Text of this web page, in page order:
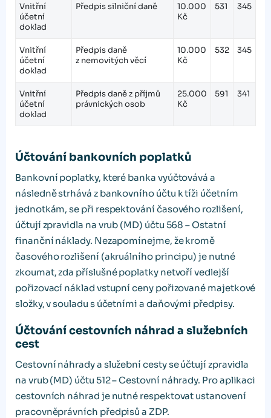
Vnitřní
účetní
doklad
Předpis silniční daně
10.000
Kč
531 345
Vnitřní
účetní
doklad
Předpis daně
z nemovitých věcí
10.000
Kč
532 345
Vnitřní
účetní
doklad
Předpis daně z příjmů
právnických osob
25.000
Kč
591 341
Účtování bankovních poplatků
Bankovní poplatky, které banka vyúčtovává a
následně strhává z bankovního účtu k tíži účetním
jednotkám, se při respektování časového rozlišení,
účtují zpravidla na vrub (MD) účtu 568 – Ostatní
finanční náklady. Nezapomínejme, že kromě
časového rozlišení (akruálního principu) je nutné
zkoumat, zda příslušné poplatky netvoří vedlejší
pořizovací náklad vstupní ceny pořizované majetkové
složky, v souladu s účetními a daňovými předpisy.
Účtování cestovních náhrad a služebních
cest
Cestovní náhrady a služební cesty se účtují zpravidla
na vrub (MD) účtu 512 – Cestovní náhrady. Pro aplikaci
cestovních náhrad je nutné respektovat ustanovení
pracovněprávních předpisů a ZDP.